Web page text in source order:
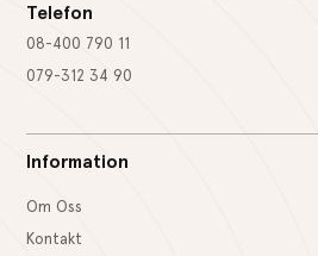
Telefon
08-400 790 11
079-312 34 90
Information
Om Oss
Kontakt